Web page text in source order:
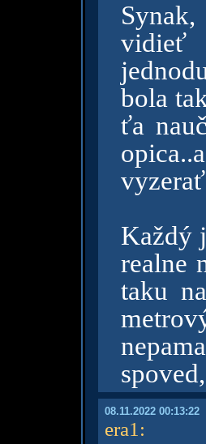
vidieť
bola
ťa
Každý
realne
taku
08.11.2022 00:13:22
era1 :